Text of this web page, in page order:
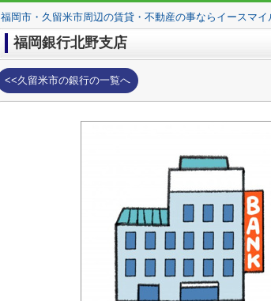
福岡市・久留米市周辺の賃貸・不動産の事ならイースマイ
福岡銀行北野支店
<<久留米市の銀行の一覧へ